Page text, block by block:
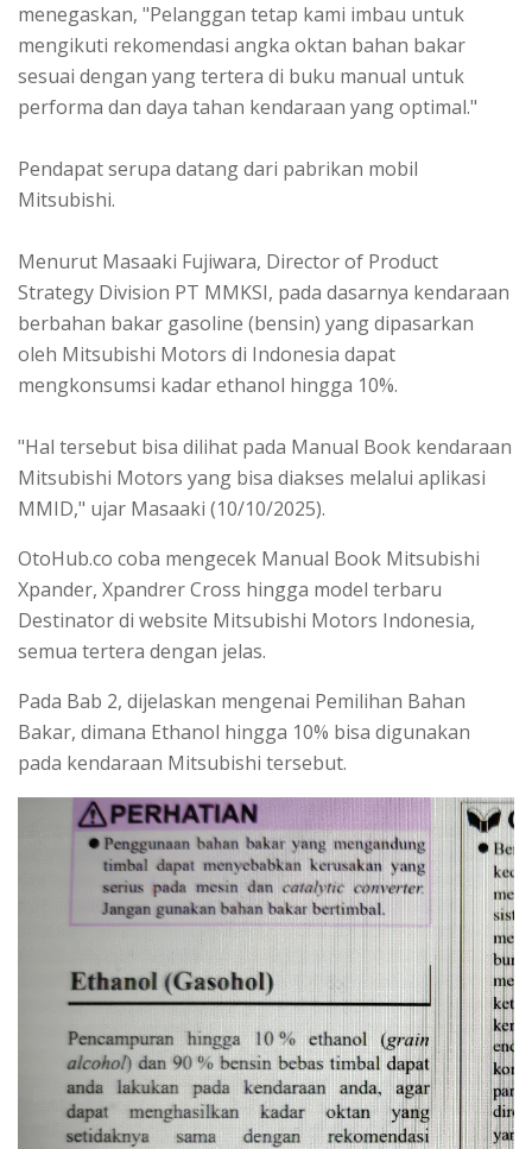
menegaskan, "Pelanggan tetap kami imbau untuk
mengikuti rekomendasi angka oktan bahan bakar
sesuai dengan yang tertera di buku manual untuk
performa dan daya tahan kendaraan yang optimal."
Pendapat serupa datang dari pabrikan mobil
Mitsubishi.
Menurut Masaaki Fujiwara, Director of Product
Strategy Division PT MMKSI, pada dasarnya kendaraan
berbahan bakar gasoline (bensin) yang dipasarkan
oleh Mitsubishi Motors di Indonesia dapat
mengkonsumsi kadar ethanol hingga 10%.
"Hal tersebut bisa dilihat pada Manual Book kendaraan
Mitsubishi Motors yang bisa diakses melalui aplikasi
MMID," ujar Masaaki (10/10/2025).
OtoHub.co coba mengecek Manual Book Mitsubishi
Xpander, Xpandrer Cross hingga model terbaru
Destinator di website Mitsubishi Motors Indonesia,
semua tertera dengan jelas.
Pada Bab 2, dijelaskan mengenai Pemilihan Bahan
Bakar, dimana Ethanol hingga 10% bisa digunakan
pada kendaraan Mitsubishi tersebut.